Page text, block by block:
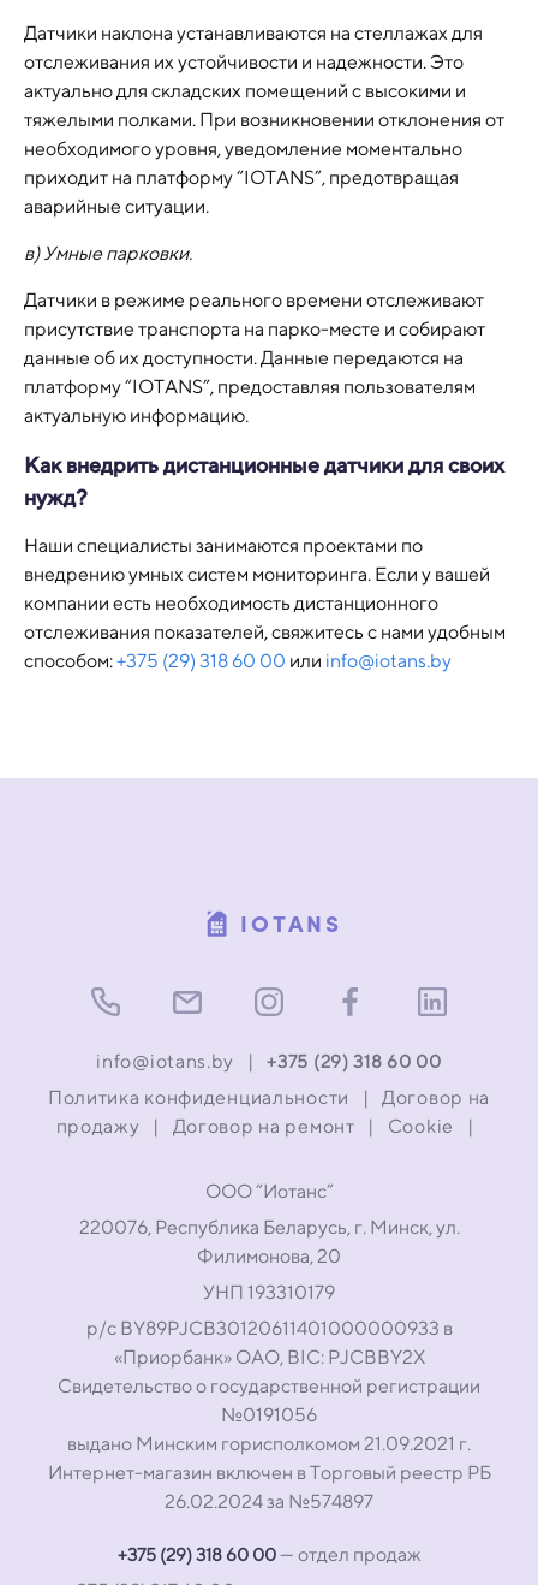
Датчики наклона устанавливаются на стеллажах для
отслеживания их устойчивости и надежности. Это
актуально для складских помещений с высокими и
тяжелыми полками. При возникновении отклонения от
необходимого уровня, уведомление моментально
приходит на платформу “IOTANS”, предотвращая
аварийные ситуации.
в) Умные парковки.
Датчики в режиме реального времени отслеживают
присутствие транспорта на парко-месте и собирают
данные об их доступности. Данные передаются на
платформу “IOTANS”, предоставляя пользователям
актуальную информацию.
Как внедрить дистанционные датчики для своих
нужд?
Наши специалисты занимаются проектами по
внедрению умных систем мониторинга. Если у вашей
компании есть необходимость дистанционного
отслеживания показателей, свяжитесь с нами удобным
способом:+375 (29) 318 60 00 или info@iotans.by
ООО “Иотанс”
220076, Республика Беларусь, г. Минск, ул.
Филимонова, 20
УНП 193310179
р/с BY89PJCB30120611401000000933 в
«Приорбанк» ОАО, BIC: PJCBBY2X
Свидетельство о государственной регистрации
№0191056
выдано Минским горисполкомом 21.09.2021 г.
Интернет-магазин включен в Торговый реестр РБ
26.02.2024 за №574897
+375 (29) 318 60 00— отдел продаж
IOTANS
info@iotans.by | +375 (29) 318 60 00
Политика конфиденциальности |
Договор на
продажу
| Договор на ремонт | Cookie |